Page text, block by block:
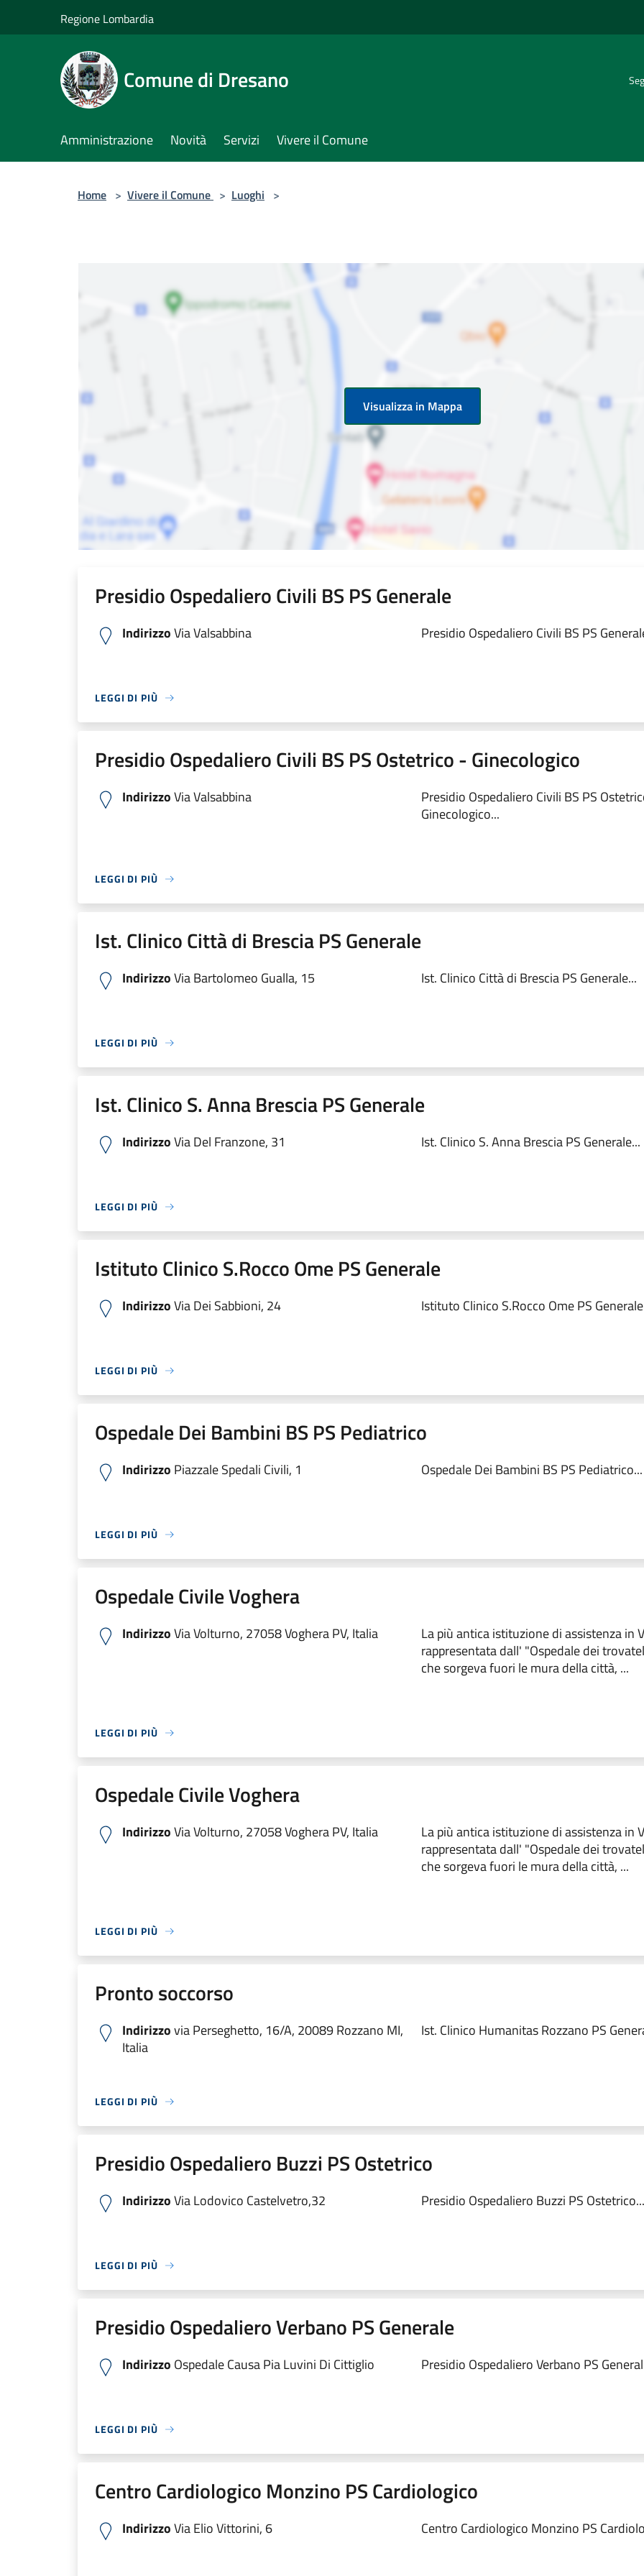
Regione Lombardia
Comune di Dresano
Amministrazione Novità Servizi Vivere il Comune
Home > Vivere il Comune > Luoghi >
Visualizza in Mappa
Presidio Ospedaliero Civili BS PS Generale
IndirizzoVia Valsabbina Presidio Ospedaliero Civili BS PS
LEGGI DI PIÙ
Presidio Ospedaliero Civili BS PS Ostetrico - Ginecologico
IndirizzoVia Valsabbina
Presidio Ospedaliero Civili BS PS
Ginecologico...
LEGGI DI PIÙ
Ist. Clinico Città di Brescia PS Generale
IndirizzoVia Bartolomeo Gualla, 15 Ist. Clinico Città di Brescia PS Generale...
LEGGI DI PIÙ
Ist. Clinico S. Anna Brescia PS Generale
IndirizzoVia Del Franzone, 31 Ist. Clinico S. Anna Brescia PS Generale...
LEGGI DI PIÙ
Istituto Clinico S.Rocco Ome PS Generale
IndirizzoVia Dei Sabbioni, 24 Istituto Clinico S.Rocco Ome PS
LEGGI DI PIÙ
Ospedale Dei Bambini BS PS Pediatrico
Indirizzo Piazzale Spedali Civili, 1 Ospedale Dei Bambini BS PS Pediatrico...
LEGGI DI PIÙ
Ospedale Civile Voghera
IndirizzoVia Volturno, 27058 Voghera PV, Italia
La più antica istituzione di assistenza in
rappresentata dall' "Ospedale dei
che sorgeva fuori le mura della città, ...
LEGGI DI PIÙ
Ospedale Civile Voghera
IndirizzoVia Volturno, 27058 Voghera PV, Italia
La più antica istituzione di assistenza in
rappresentata dall' "Ospedale dei
che sorgeva fuori le mura della città, ...
LEGGI DI PIÙ
Pronto soccorso
Indirizzovia Perseghetto, 16/A, 20089 Rozzano MI,
Italia
Ist. Clinico Humanitas Rozzano PS
LEGGI DI PIÙ
Presidio Ospedaliero Buzzi PS Ostetrico
IndirizzoVia Lodovico Castelvetro,32 Presidio Ospedaliero Buzzi PS Ostetrico...
LEGGI DI PIÙ
Presidio Ospedaliero Verbano PS Generale
Indirizzo Ospedale Causa Pia Luvini Di Cittiglio Presidio Ospedaliero Verbano PS
LEGGI DI PIÙ
Centro Cardiologico Monzino PS Cardiologico
IndirizzoVia Elio Vittorini, 6 Centro Cardiologico Monzino PS